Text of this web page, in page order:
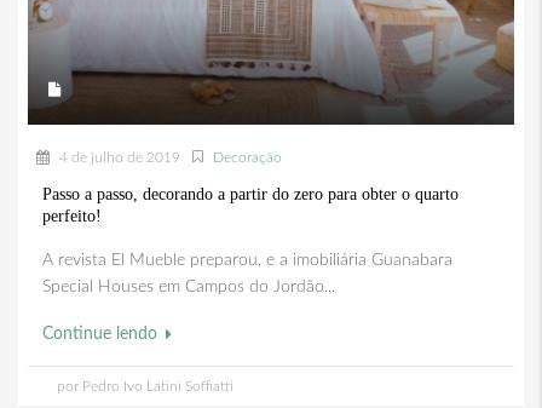
4 de julho de 2019 Decoração
Passo a passo, decorando a partir do zero para obter o quarto
perfeito!
A revista El Mueble preparou, e a imobiliária Guanabara
Special Houses em Campos do Jordão...
Continue lendo
por Pedro Ivo Latini Soffiatti